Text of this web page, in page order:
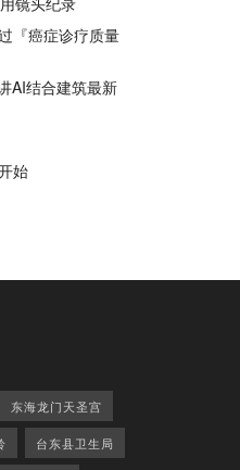
『癌症诊疗质量
AI结合建筑最新
始
东海龙门天圣宫
台东县卫生局